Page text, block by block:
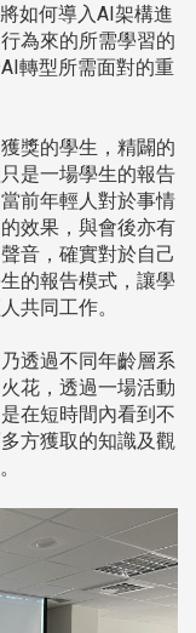
如何導入AI架構進
為來的所需學習的
轉型所需面對的重
獎的學生，精闢的
是一場學生的報告
前年輕人對於事情
效果，與會後亦有
音，確實對於自己
的報告模式，讓學
共同工作。
透過不同年齡層系
花，透過一場活動
在短時間內看到不
方獲取的知識及觀